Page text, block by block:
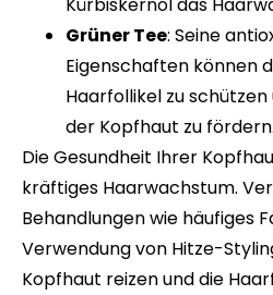
Grüner Tee: Seine
Eigenschaften können
Haarfollikel zu
der Kopfhaut zu fördern.
Die Gesundheit Ihrer
kräftiges Haarwachstum.
Behandlungen wie häufiges
Verwendung von Hitze-
Kopfhaut reizen und die